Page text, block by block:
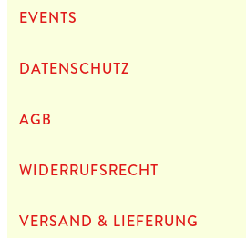
EVENTS
DATEN­SCHUTZ
AGB
WIDERRUFSRECHT
VERSAND & LIEFERUNG